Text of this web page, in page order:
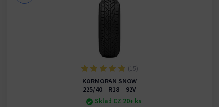
(15)
KORMORAN SNOW
225/40 R18 92V
Sklad CZ 20+ ks